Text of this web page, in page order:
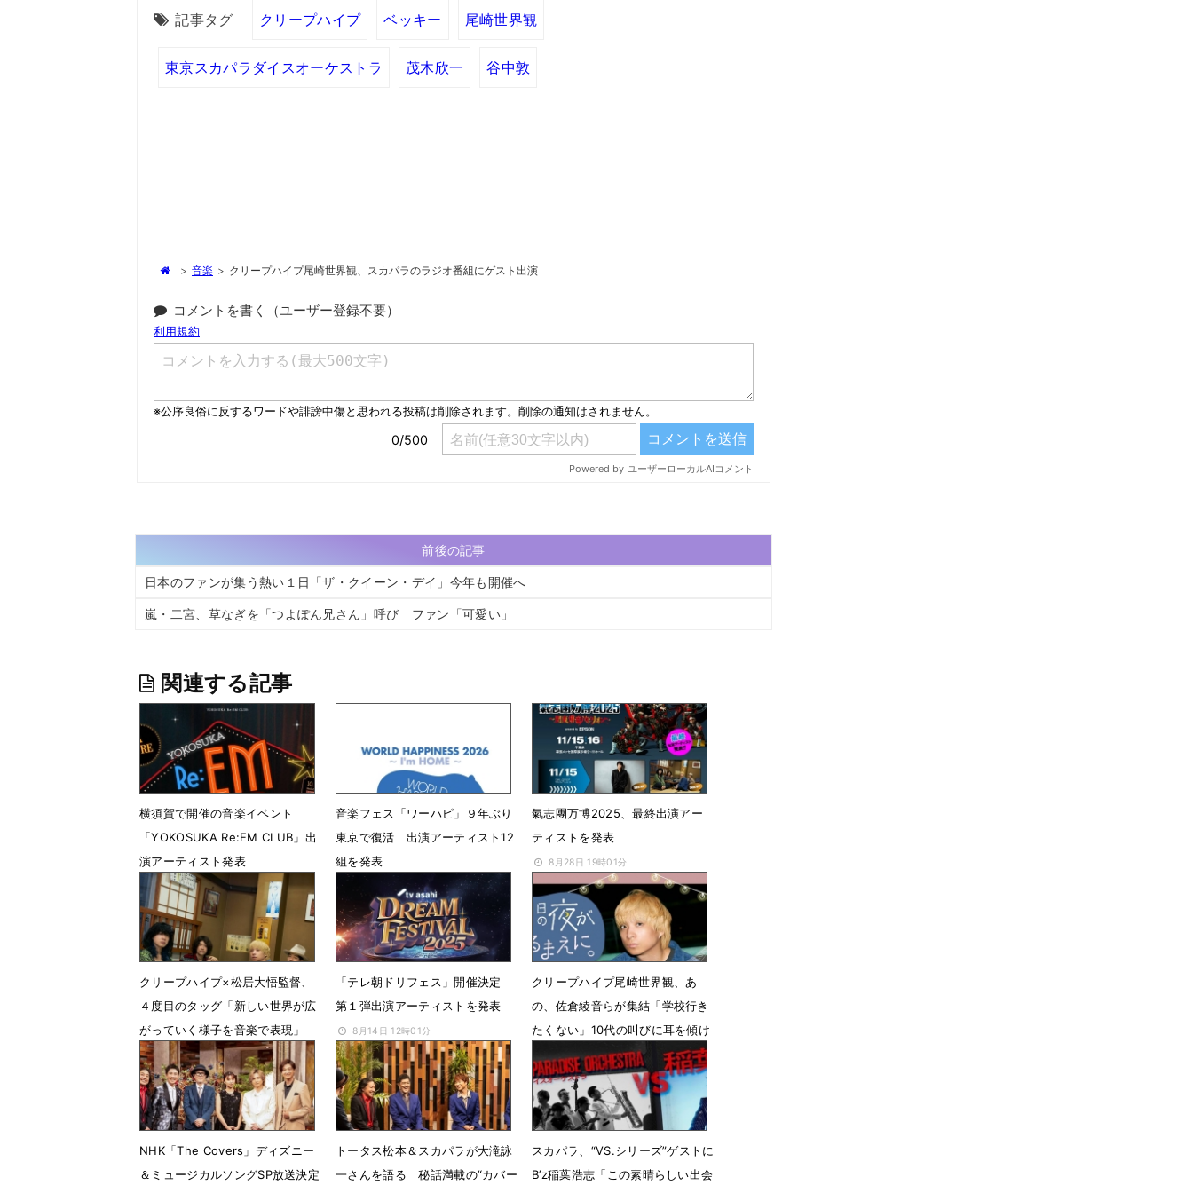
記事タグ クリープハイプ ベッキー 尾崎世界観
東京スカパラダイスオーケストラ 茂木欣一 谷中敦
> 音楽 > クリープハイプ尾崎世界観、スカパラのラジオ番組にゲスト出演
コメントを書く（ユーザー登録不要）
前後の記事
日本のファンが集う熱い１日「ザ・クイーン・デイ」今年も開催へ
嵐・二宮、草なぎを「つよぽん兄さん」呼び ファン「可愛い」
関連する記事
横須賀で開催の音楽イベント
「YOKOSUKA Re:EM CLUB」出
演アーティスト発表
7月28日 17時05分
音楽フェス「ワーハピ」９年ぶり
東京で復活 出演アーティスト12
組を発表
2月5日 14時11分
氣志團万博2025、最終出演アー
ティストを発表
8月28日 19時01分
クリープハイプ×松居大悟監督、
４度目のタッグ「新しい世界が広
がっていく様子を音楽で表現」
8月28日 18時00分
「テレ朝ドリフェス」開催決定
第１弾出演アーティストを発表
8月14日 12時01分
クリープハイプ尾崎世界観、あ
の、佐倉綾音らが集結「学校行き
たくない」10代の叫びに耳を傾け
る
8月7日 07時00分
NHK「The Covers」ディズニー
＆ミュージカルソングSP放送決定
トータス松本＆スカパラが大滝詠
一さんを語る 秘話満載の“カバー
スカパラ、“VS.シリーズ”ゲストに
B’z稲葉浩志「この素晴らしい出会